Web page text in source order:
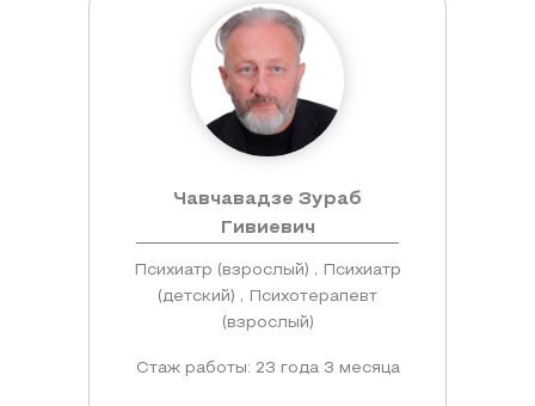
Чавчавадзе Зураб
Гивиевич
Психиатр (взрослый) , Психиатр
(детский) , Психотерапевт
(взрослый)
Стаж работы: 23 года 3 месяца